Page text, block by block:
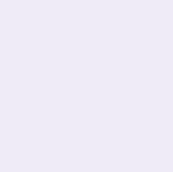
パタイトでした ありがとうござい
すが、箱が潰れておまけで付いてい
れたりしたのかも…